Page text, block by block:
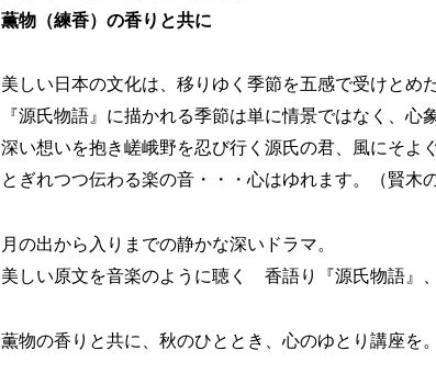
薫物（練香）の香りと共に
美しい日本の文化は、移りゆく季節を五感で受けとめ
『源氏物語』に描かれる季節は単に情景ではなく、心
深い想いを抱き嵯峨野を忍び行く源氏の君、風にそよ
とぎれつつ伝わる楽の音・・・心はゆれます。（賢木
月の出から入りまでの静かな深いドラマ。
美しい原文を音楽のように聴く 香語り『源氏物語』
薫物の香りと共に、秋のひととき、心のゆとり講座を。